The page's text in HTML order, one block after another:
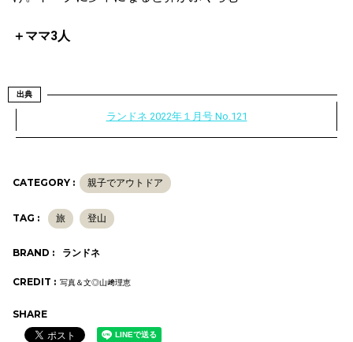
＋ママ3人
出典
ランドネ 2022年１月号 No.121
CATEGORY : 親子でアウトドア
TAG : 旅 登山
BRAND : ランドネ
CREDIT : 写真＆文◎山﨑理恵
SHARE